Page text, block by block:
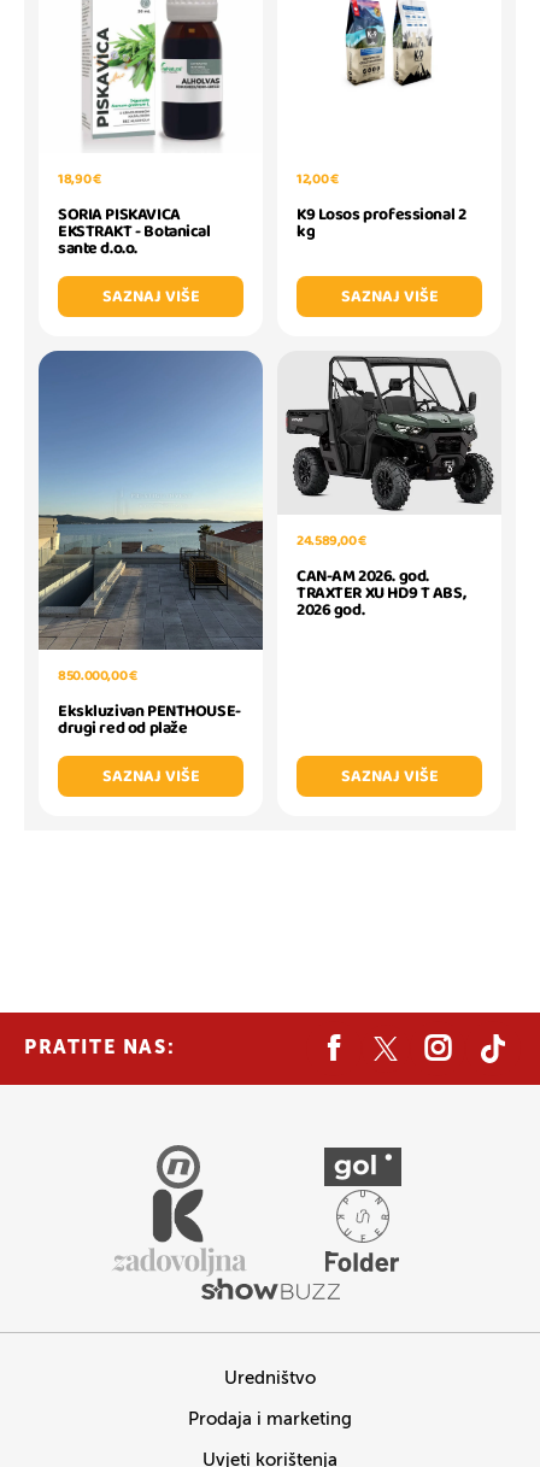
18,90 €
SORIA PISKAVICA
EKSTRAKT - Botanical
sante d.o.o.
SAZNAJ VIŠE
12,00 €
K9 Losos professional 2
kg
SAZNAJ VIŠE
850.000,00 €
Ekskluzivan PENTHOUSE-
drugi red od plaže
SAZNAJ VIŠE
24.589,00 €
CAN-AM 2026. god.
TRAXTER XU HD9 T ABS,
2026 god.
SAZNAJ VIŠE
PRATITE NAS:
Uredništvo
Prodaja i marketing
Uvjeti korištenja